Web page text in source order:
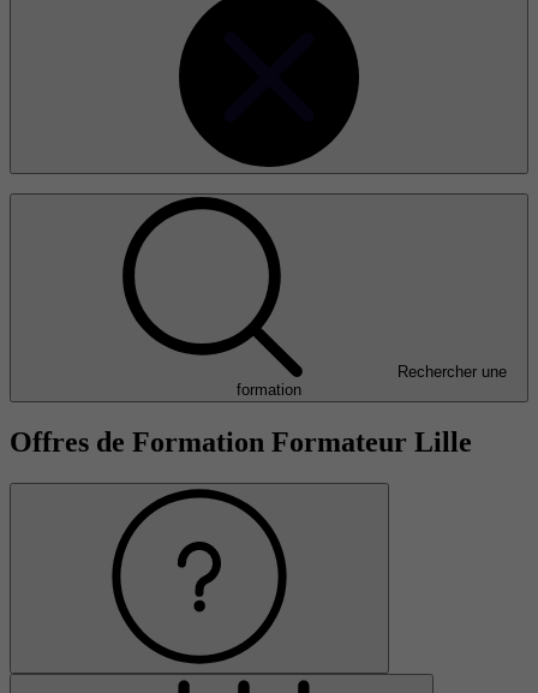
Rechercher une
formation
Offres de Formation Formateur Lille